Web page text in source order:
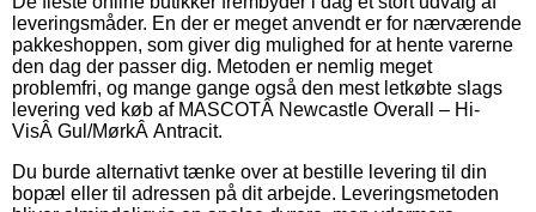
leveringsmåder. En der er meget anvendt er for nærværende
pakkeshoppen, som giver dig mulighed for at hente varerne
den dag der passer dig. Metoden er nemlig meget
problemfri, og mange gange også den mest letkøbte slags
levering ved køb af MASCOTÂ Newcastle Overall – Hi-
VisÂ Gul/MørkÂ Antracit.
Du burde alternativt tænke over at bestille levering til din
bopæl eller til adressen på dit arbejde. Leveringsmetoden